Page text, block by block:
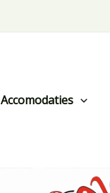
Accomodaties